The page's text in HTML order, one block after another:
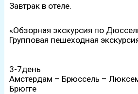
Завтрак в отеле.
«Обзорная экскурсия по
Групповая пешеходная
3-7день
Амстердам – Брюссель –
Брюгге